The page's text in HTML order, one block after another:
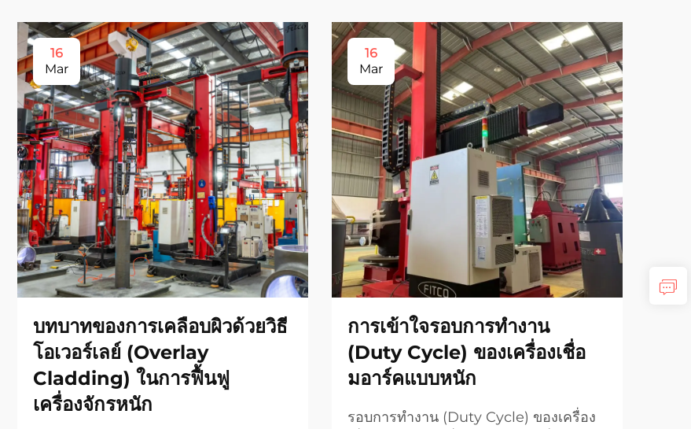
16
Mar
บทบาทของการเคลือบผิวด้วยวิธี
โอเวอร์เลย์ (Overlay
Cladding) ในการฟื้นฟู
เครื่องจักรหนัก
16
Mar
การเข้าใจรอบการทำงาน
(Duty Cycle) ของเครื่องเชื่อ
มอาร์คแบบหนัก
รอบการทำงาน (Duty Cycle) ของเครื่อง